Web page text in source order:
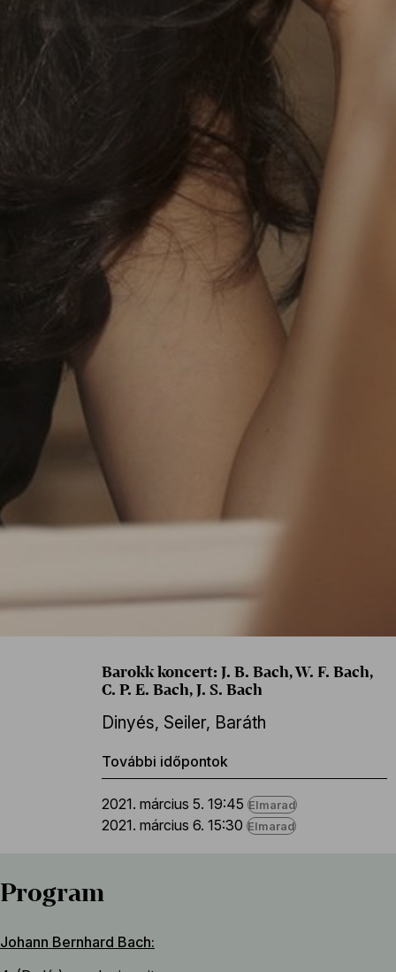
Barokk koncert: J. B. Bach, W. F. Bach,
C. P. E. Bach, J. S. Bach
Dinyés, Seiler, Baráth
További időpontok
2021. március 5. 19:45 Elmarad
2021. március 6. 15:30 Elmarad
Program
Johann Bernhard Bach: